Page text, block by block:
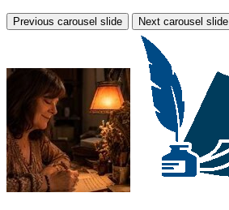
Previous carousel slide Next carousel slide